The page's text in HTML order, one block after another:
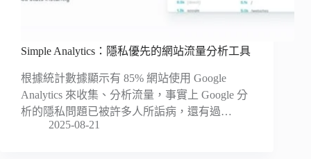
Simple Analytics：隱私優先的網站流量分析工具
根據統計數據顯示有 85% 網站使用 Google
Analytics 來收集、分析流量，事實上 Google 分
析的隱私問題已被許多人所詬病，還有過…
2025-08-21